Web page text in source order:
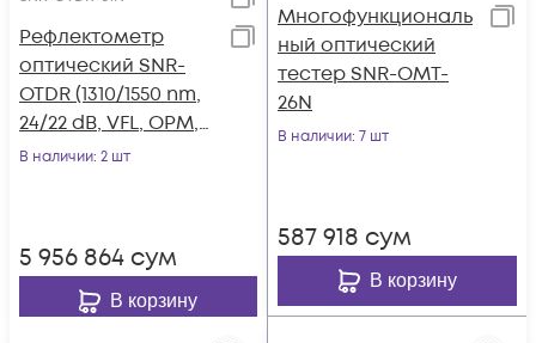
Рефлектометр
оптический SNR-
OTDR (1310/1550 nm,
24/22 dB, VFL, OPM,
OLS)
В наличии: 2 шт
5 956 864 сум
В корзину
Многофункциональ
ный оптический
тестер SNR-OMT-
26N
В наличии: 7 шт
587 918 сум
В корзину